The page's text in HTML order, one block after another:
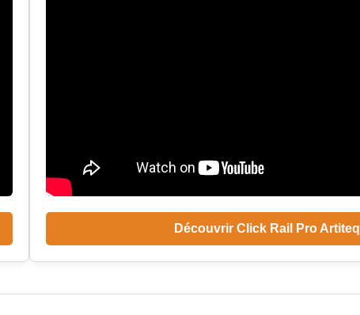
Découvrir Click Rail Pro Artiteq